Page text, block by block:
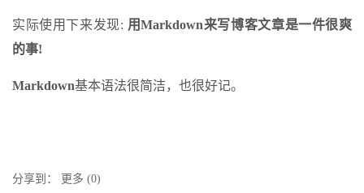
实际使用下来发现: 用Markdown来写博客文章是一件很爽
的事!
Markdown基本语法很简洁，也很好记。
分享到： 更多 (0)